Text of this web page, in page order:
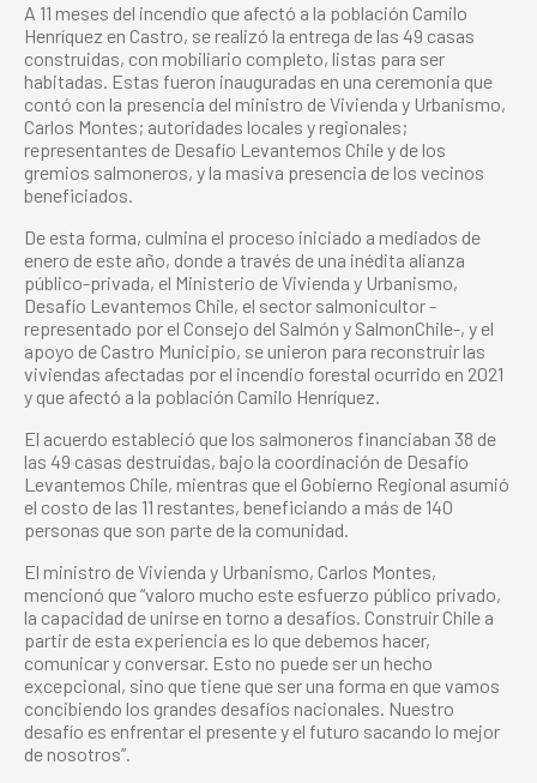
A 11 meses del incendio que afectó a la población Camilo
Henríquez en Castro, se realizó la entrega de las 49 casas
construidas, con mobiliario completo, listas para ser
habitadas. Estas fueron inauguradas en una ceremonia que
contó con la presencia del ministro de Vivienda y Urbanismo,
Carlos Montes; autoridades locales y regionales;
representantes de Desafío Levantemos Chile y de los
gremios salmoneros, y la masiva presencia de los vecinos
beneficiados.
De esta forma, culmina el proceso iniciado a mediados de
enero de este año, donde a través de una inédita alianza
público-privada, el Ministerio de Vivienda y Urbanismo,
Desafío Levantemos Chile, el sector salmonicultor -
representado por el Consejo del Salmón y SalmonChile-, y el
apoyo de Castro Municipio, se unieron para reconstruir las
viviendas afectadas por el incendio forestal ocurrido en 2021
y que afectó a la población Camilo Henríquez.
El acuerdo estableció que los salmoneros financiaban 38 de
las 49 casas destruidas, bajo la coordinación de Desafío
Levantemos Chile, mientras que el Gobierno Regional asumió
el costo de las 11 restantes, beneficiando a más de 140
personas que son parte de la comunidad.
El ministro de Vivienda y Urbanismo, Carlos Montes,
mencionó que “valoro mucho este esfuerzo público privado,
la capacidad de unirse en torno a desafíos. Construir Chile a
partir de esta experiencia es lo que debemos hacer,
comunicar y conversar. Esto no puede ser un hecho
excepcional, sino que tiene que ser una forma en que vamos
concibiendo los grandes desafíos nacionales. Nuestro
desafío es enfrentar el presente y el futuro sacando lo mejor
de nosotros”.